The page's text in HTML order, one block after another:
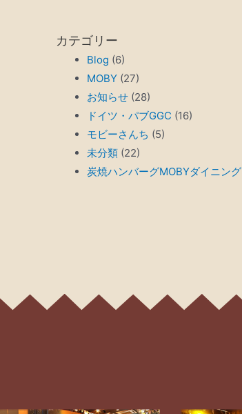
カテゴリー
Blog (6)
MOBY (27)
お知らせ (28)
ドイツ・パブGGC (16)
モビーさんち (5)
未分類 (22)
炭焼ハンバーグMOBYダイニング